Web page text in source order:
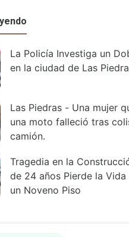
La Policía Investiga un
en la ciudad de Las
Las Piedras - Una mujer
una moto falleció tras
camión.
Tragedia en la Construcción: Un Joven
de 24 años Pierde la Vida
un Noveno Piso